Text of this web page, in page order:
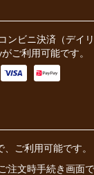
ンビニ決済（デイ
ご利用可能です。
、ご利用可能です。
注文時手続き画面